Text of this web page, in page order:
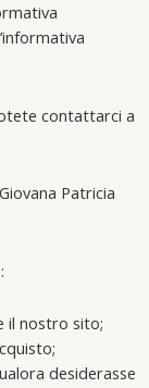
contattarci a
Patricia
il nostro sito;
desiderasse